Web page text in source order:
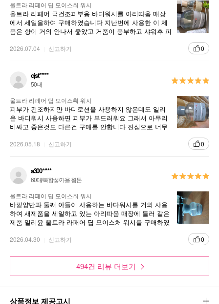
울트라 리페어 딥 모이스춰 워시
울트라 리페어 극건조피부용 바디워시를 아리따움 매장
에서 세일을하여 구매하였습니다 지난번에 사용한 이 제
품은 향이 거의 안나서 좋았고 거품이 풍부하고 샤워후 피
에 자극이 적어서 좋았고 순합니다 화장품 용기도 둘글고
2026.07.04 신고하기 0
cjst*****
50대
울트라 리페어 딥 모이스춰 워시
피부가 건조하지만 바디로션을 사용하지 않은데도 일리
윤 바디워시 사용하면 피부가 부드러워요 그래서 아무리
비싸고 좋은것도 다른건 구매를 안합니다 진심으로 너무
2026.05.18 신고하기 0
a300*****
60대/복합성/가을 웜톤
울트라 리페어 딥 모이스춰 워시
바깥양반과 둘째 아들이 사용하는 바다워시를 거의 사용
하여 새제품을 세일하고 있는 아리따움 매장에 들러 같은
제품 일리윤 울트라 라패어 딥 모이스처 워시를 구매하였
신체피부에 수분감을 더해주고 진한 향이 없어 너무 좋습
2026.04.30 신고하기 0
494건 리뷰 더보기
상품정보 제공고시